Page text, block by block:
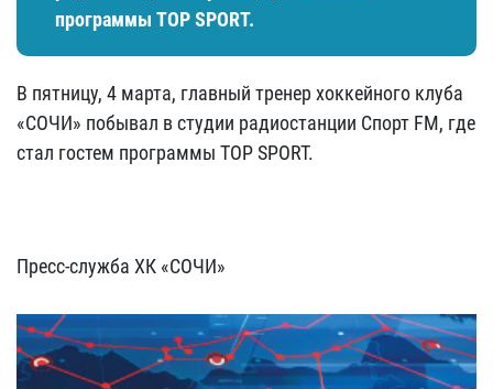
программы TOP SPORT.
В пятницу, 4 марта, главный тренер хоккейного клуба
«СОЧИ» побывал в студии радиостанции Спорт FM, где
стал гостем программы TOP SPORT.
Пресс-служба ХК «СОЧИ»